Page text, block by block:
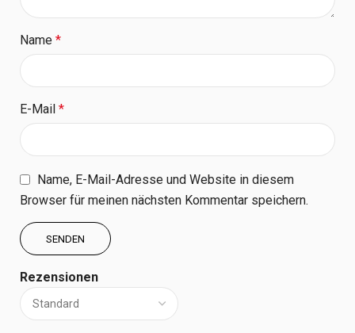
Rezensionen
Name *
E-Mail *
Name, E-Mail-Adresse und Website in diesem
Browser für meinen nächsten Kommentar speichern.